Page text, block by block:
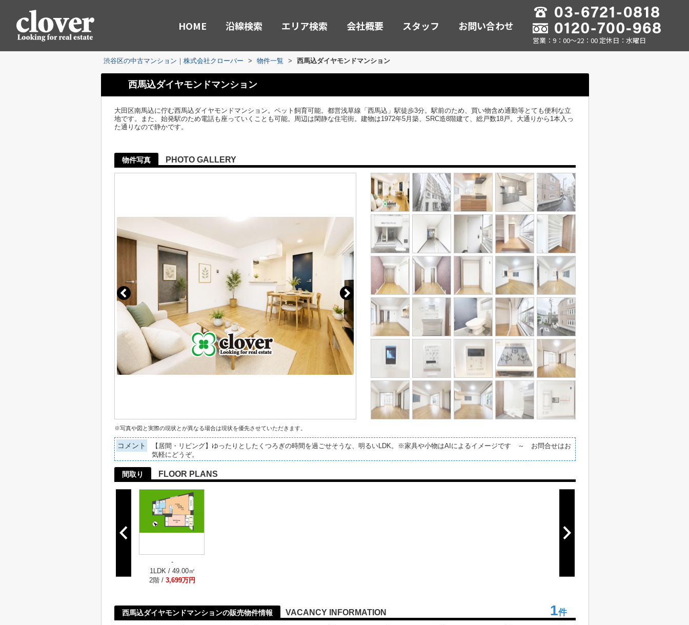
HOME 沿線検索 エリア検索 会社概要 スタッフ お問い合わせ
営業：9：00～22：00 定休日：水曜日
渋谷区の中古マンション｜株式会社クローバー > 物件一覧 > 西馬込ダイヤモンドマンション
西馬込ダイヤモンドマンション
大田区南馬込に佇む西馬込ダイヤモンドマンション。ペット飼育可能。都営浅草線「西馬込」駅徒歩3分。駅前のため、買い物含め通勤等とても便利な立
地です。また、始発駅のため電話も座っていくことも可能。周辺は閑静な住宅街。建物は1972年5月築、SRC造8階建て、総戸数18戸。大通りから1本入っ
た通りなので静かです。
物件写真 PHOTO GALLERY
※写真や図と実際の現状とが異なる場合は現状を優先させていただきます。
コメント
【居間・リビング】ゆったりとしたくつろぎの時間を過ごせそうな、明るいLDK。※家具や小物はAIによるイメージです ～ お問合せはお
気軽にどうぞ。
間取り FLOOR PLANS
-
1LDK / 49.00㎡
2階 / 3,699万円
西馬込ダイヤモンドマンションの販売物件情報 VACANCY INFORMATION 1件